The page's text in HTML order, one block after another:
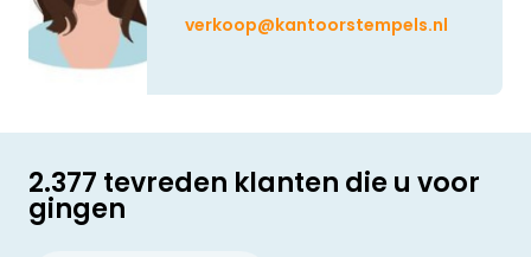
verkoop@kantoorstempels.nl
2.377 tevreden klanten die u voor
gingen